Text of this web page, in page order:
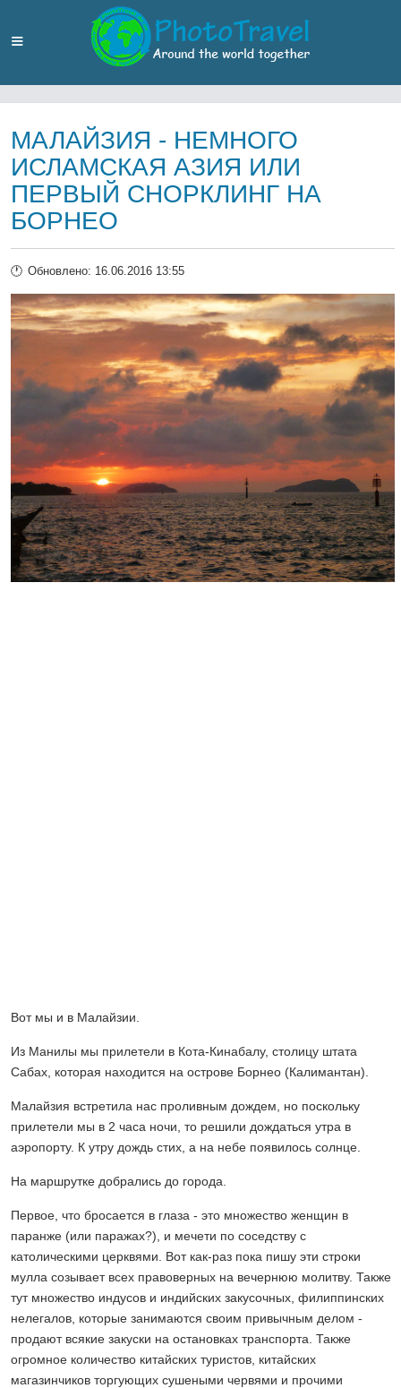
МАЛАЙЗИЯ - НЕМНОГО
ИСЛАМСКАЯ АЗИЯ ИЛИ
ПЕРВЫЙ СНОРКЛИНГ НА
БОРНЕО
Обновлено: 16.06.2016 13:55
Вот мы и в Малайзии.
Из Манилы мы прилетели в Кота-Кинабалу, столицу штата
Сабах, которая находится на острове Борнео (Калимантан).
Малайзия встретила нас проливным дождем, но поскольку
прилетели мы в 2 часа ночи, то решили дождаться утра в
аэропорту. К утру дождь стих, а на небе появилось солнце.
На маршрутке добрались до города.
Первое, что бросается в глаза - это множество женщин в
паранже (или паражах?), и мечети по соседству с
католическими церквями. Вот как-раз пока пишу эти строки
мулла созывает всех правоверных на вечернюю молитву. Также
тут множество индусов и индийских закусочных, филиппинских
нелегалов, которые занимаются своим привычным делом -
продают всякие закуски на остановках транспорта. Также
огромное количество китайских туристов, китайских
магазинчиков торгующих сушеными червями и прочими